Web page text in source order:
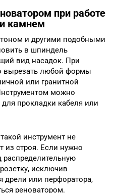
при работе
камнем
и другими подобными
в шпиндель
вид насадок. При
вырезать любой формы
или гранитной
можно
прокладки кабеля или
инструмент не
из строя. Если нужно
распределительную
исключив
дрели или перфоратора,
реноватором.